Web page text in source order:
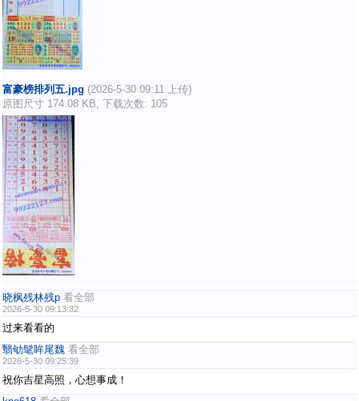
富豪榜排列五.jpg (2026-5-30 09:11 上传)
原图尺寸 174.08 KB, 下载次数: 105
晓枫残林残p 看全部
2026-5-30 09:13:32
过来看看的
翳劬髦眸尾魏 看全部
2026-5-30 09:25:39
祝你吉星高照，心想事成！